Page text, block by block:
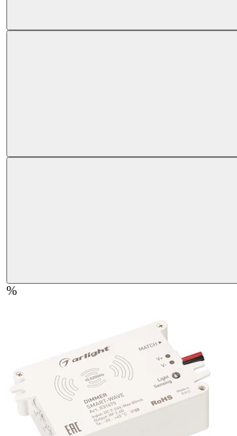
%